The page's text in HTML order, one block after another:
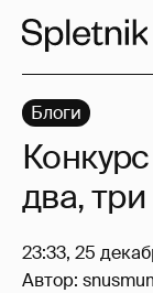
Блоги
два, три
23:33, 25
Автор: